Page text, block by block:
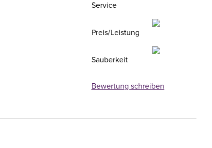
Service
Preis/Leistung
Sauberkeit
Bewertung schreiben